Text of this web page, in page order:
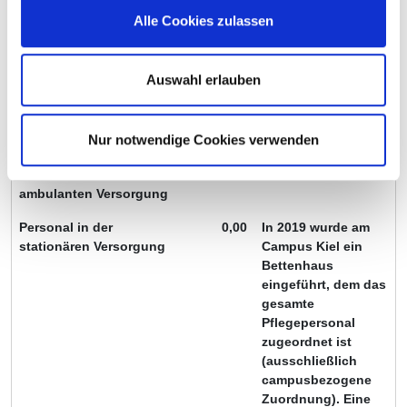
Alle Cookies zulassen
Auswahl erlauben
Nur notwendige Cookies verwenden
strukturierten
Qualitätsbericht ist
Personal ohne direktes
Beschäftigungsverhältnis
ambulanten Versorgung
Personal in der
stationären Versorgung
0,00
In 2019 wurde am
Campus Kiel ein
Bettenhaus
eingeführt, dem das
gesamte
Pflegepersonal
zugeordnet ist
(ausschließlich
campusbezogene
Zuordnung). Eine